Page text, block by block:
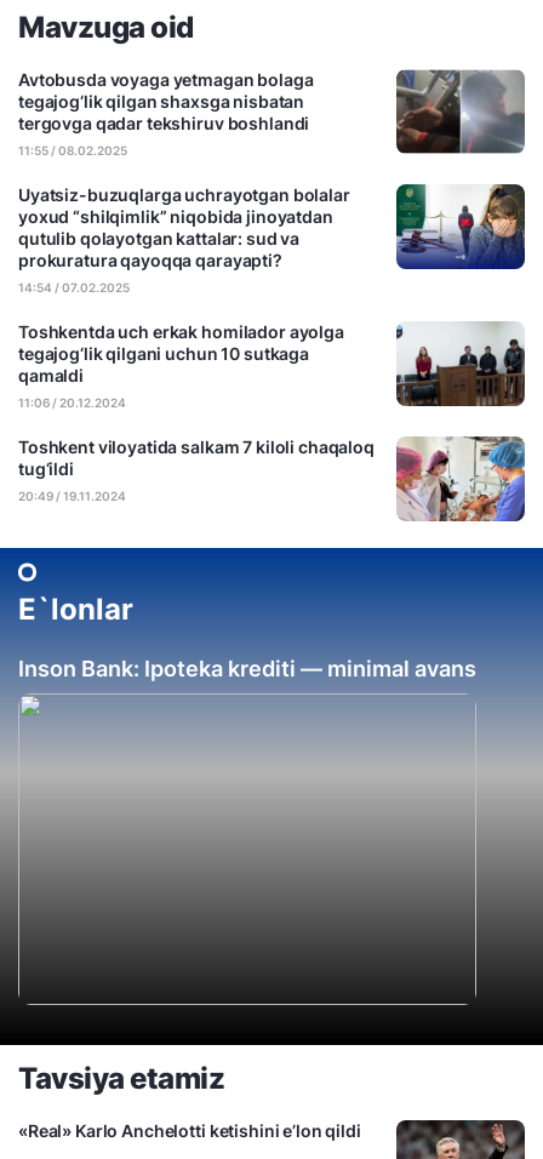
Mavzuga oid
Avtobusda voyaga yetmagan bolaga
tegajog‘lik qilgan shaxsga nisbatan
tergovga qadar tekshiruv boshlandi
11:55 / 08.02.2025
Uyatsiz-buzuqlarga uchrayotgan bolalar
yoxud “shilqimlik” niqobida jinoyatdan
qutulib qolayotgan kattalar: sud va
prokuratura qayoqqa qarayapti?
14:54 / 07.02.2025
Toshkentda uch erkak homilador ayolga
tegajog‘lik qilgani uchun 10 sutkaga
qamaldi
11:06 / 20.12.2024
Toshkent viloyatida salkam 7 kiloli chaqaloq
tug‘ildi
20:49 / 19.11.2024
E`lonlar
Inson Bank: Ipoteka krediti — minimal avans
Tavsiya etamiz
«Real» Karlo Anchelotti ketishini e’lon qildi